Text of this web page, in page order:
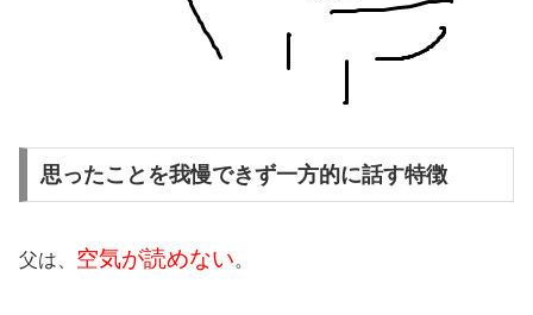
思ったことを我慢できず一方的に話す特徴
父は、 空気が読めない。